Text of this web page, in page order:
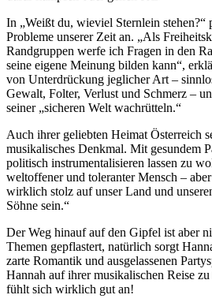
In „Weißt du, wieviel Sternlein stehen?“
Probleme unserer Zeit an. „Als
Randgruppen werfe ich Fragen in den
seine eigene Meinung bilden kann“,
von Unterdrückung jeglicher Art –
Gewalt, Folter, Verlust und Schmerz –
seiner „sicheren Welt wachrütteln.“
Auch ihrer geliebten Heimat Österreich
musikalisches Denkmal. Mit gesundem
politisch instrumentalisieren lassen zu
weltoffener und toleranter Mensch –
wirklich stolz auf unser Land und
Söhne sein.“
Der Weg hinauf auf den Gipfel ist aber
Themen gepflastert, natürlich sorgt
zarte Romantik und ausgelassenen
Hannah auf ihrer musikalischen Reise
fühlt sich wirklich gut an!